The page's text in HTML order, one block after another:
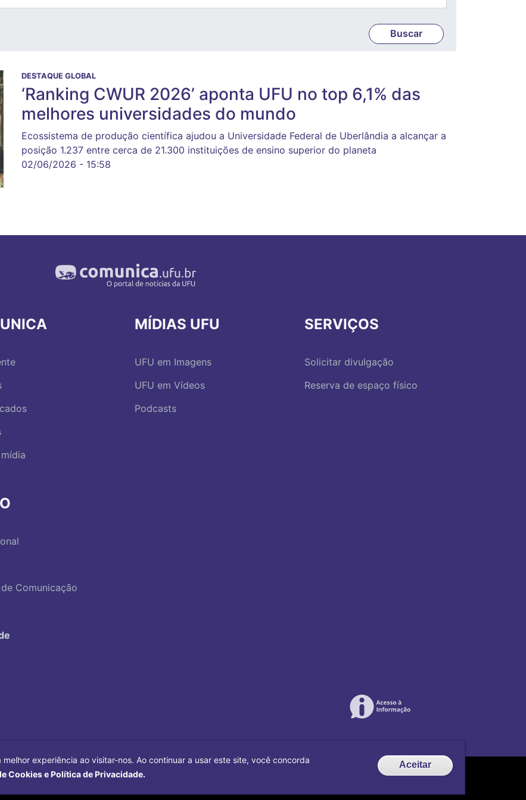
DESTAQUE GLOBAL
‘Ranking CWUR 2026’ aponta UFU no top 6,1% das
melhores universidades do mundo
Ecossistema de produção científica ajudou a Universidade Federal de Uberlândia a alcançar a
posição 1.237 entre cerca de 21.300 instituições de ensino superior do planeta
02/06/2026 - 15:58
Comunicação
MÍDIAS UFU
UFU em Imagens
UFU em Vídeos
Podcasts
SERVIÇOS
Solicitar divulgação
Reserva de espaço físico
Copyright© 2026
Universidade Federal Uberlândia.
experiência ao visitar-nos. Ao continuar a usar este site, você concorda
Cookies e Política de Privacidade.
Aceitar